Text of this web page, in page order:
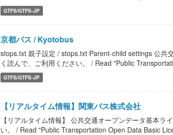
GTFS/GTFS-JP
京都バス / Kyotobus
stops.txt 親子設定 / stops.txt Parent-child settings 公共
く読んで、ご利用ください。 / Read "Public
GTFS/GTFS-JP
【リアルタイム情報】関東バス株式会社
【リアルタイム情報】 公共交通オープンデータ基本
い。 / Read "Public Transportation Open Data Basic